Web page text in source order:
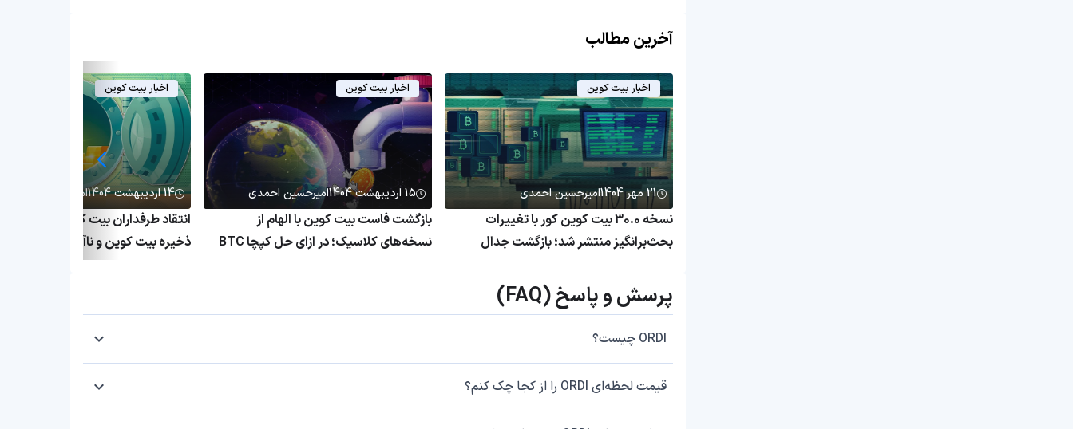
آخرین مطالب
اخبار بیت کوین
21 مهر 1404 امیرحسین احمدی
نسخه ۳۰.۰ بیت کوین کور با تغییرات
بحث‌برانگیز منتشر شد؛ بازگشت جدال
اخبار بیت کوین
15 اردیبهشت 1404 امیرحسین احمدی
بازگشت فاست بیت کوین با الهام از
نسخه‌های کلاسیک؛ در ازای حل کپچا BTC
اخبار بیت کوین
14 اردیبهشت 1404 امیرحسین احمدی
انتقاد طرفداران بیت کوین از وتو
ذخیره بیت کوین و ناآگاهی فرماندار
پرسش و پاسخ (FAQ)
ORDI چیست؟
قیمت لحظه‌ای ORDI را از کجا چک کنم؟